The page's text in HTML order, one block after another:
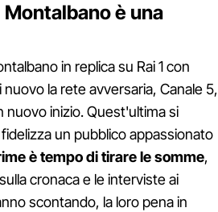
è una
in replica su Rai 1 con
nuovo la rete avversaria, Canale 5,
inizio. Quest'ultima si
un pubblico appassionato
è tempo di tirare le somme,
cronaca e le interviste ai
scontando, la loro pena in